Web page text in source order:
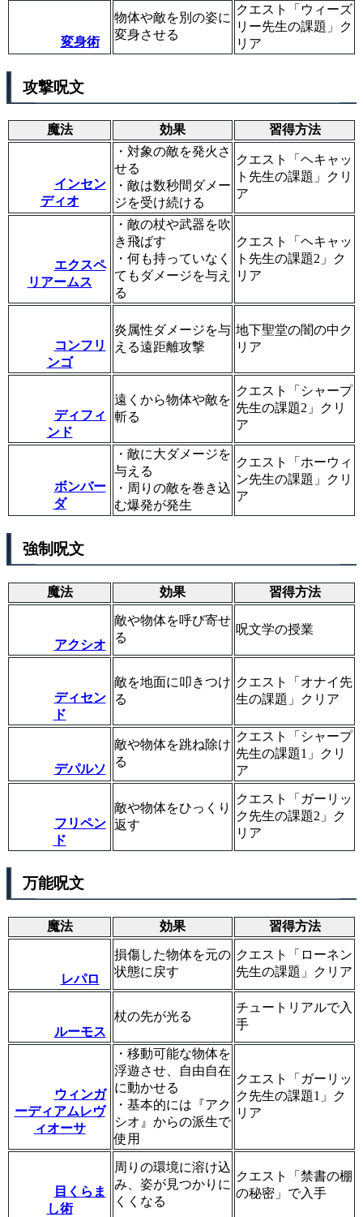
変身術
物体や敵を別の姿に
変身させる
クエスト「ウィーズ
リー先生の課題」ク
リア
攻撃呪文
魔法 効果 習得方法
インセン
ディオ
・対象の敵を発火さ
せる
・敵は数秒間ダメー
ジを受け続ける
クエスト「ヘキャッ
ト先生の課題」クリ
ア
エクスペ
リアームス
・敵の杖や武器を吹
き飛ばす
・何も持っていなく
てもダメージを与え
る
クエスト「ヘキャッ
ト先生の課題2」ク
リア
コンフリ
ンゴ
炎属性ダメージを与
える遠距離攻撃
地下聖堂の闇の中ク
リア
ディフィ
ンド
遠くから物体や敵を
斬る
クエスト「シャープ
先生の課題2」クリ
ア
ボンバー
ダ
・敵に大ダメージを
与える
・周りの敵を巻き込
む爆発が発生
クエスト「ホーウィ
ン先生の課題」クリ
ア
強制呪文
魔法 効果 習得方法
アクシオ
敵や物体を呼び寄せ
る
呪文学の授業
ディセン
ド
敵を地面に叩きつけ
る
クエスト「オナイ先
生の課題」クリア
デパルソ
敵や物体を跳ね除け
る
クエスト「シャープ
先生の課題1」クリ
ア
フリペン
ド
敵や物体をひっくり
返す
クエスト「ガーリッ
ク先生の課題2」ク
リア
万能呪文
魔法 効果 習得方法
レパロ
損傷した物体を元の
状態に戻す
クエスト「ローネン
先生の課題」クリア
ルーモス
杖の先が光る
チュートリアルで入
手
ウィンガ
ーディアムレヴ
ィオーサ
・移動可能な物体を
浮遊させ、自由自在
に動かせる
・基本的には『アク
シオ』からの派生で
使用
クエスト「ガーリッ
ク先生の課題1」ク
リア
目くらま
し術
周りの環境に溶け込
み、姿が見つかりに
くくなる
クエスト「禁書の棚
の秘密」で入手